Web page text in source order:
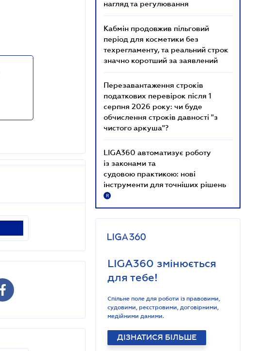
нагляд та регулювання
Кабмін продовжив пільговий
період для косметики без
техрегламенту, та реальний строк
значно коротший за заявлений
Перезавантаження строків
податкових перевірок після 1
серпня 2026 року: чи буде
обчислення строків давності "з
чистого аркуша"?
LIGA360 автоматизує роботу
із законами та
судовою практикою: нові
інструменти для точніших рішень
R
LIGA360 змінюється
для тебе!
Спільне поле для роботи із правовими,
судовими, реєстровими, договірними,
медійними даними.
ДІЗНАТИСЯ БІЛЬШЕ